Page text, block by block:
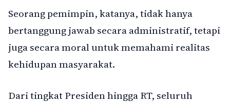
Seorang pemimpin, katanya, tidak hanya
bertanggung jawab secara administratif, tetapi
juga secara moral untuk memahami realitas
kehidupan masyarakat.
Dari tingkat Presiden hingga RT, seluruh